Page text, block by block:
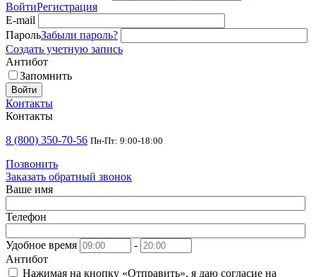
ВойтиРегистрация
E-mail
ПарольЗабыли пароль?
Создать учетную запись
Антибот
Запомнить
Войти
Контакты
Контакты
8 (800) 350-70-56 Пн-Пт: 9:00-18:00
Позвонить
Заказать обратный звонок
Ваше имя
Телефон
Удобное время
-
Антибот
Нажимая на кнопку «Отправить», я даю согласие на